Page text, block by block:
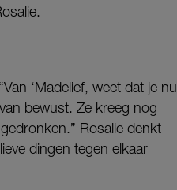
‘Madelief, weet dat je nu
bewust. Ze kreeg nog
Rosalie denkt
dingen tegen elkaar